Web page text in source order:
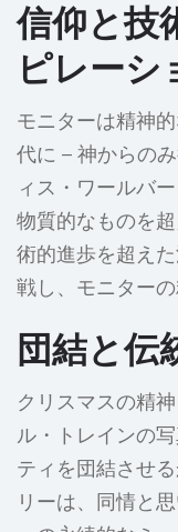
信仰と技
ピレーシ
モニターは精神
代に – 神からの
ィス・ワールバ
物質的なものを
術的進歩を超え
戦し、モニター
団結と伝
クリスマスの精
ル・トレインの
ティを団結させ
リーは、同情と